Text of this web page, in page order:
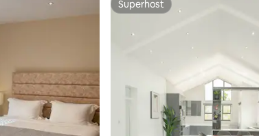
Superhost
Superhost